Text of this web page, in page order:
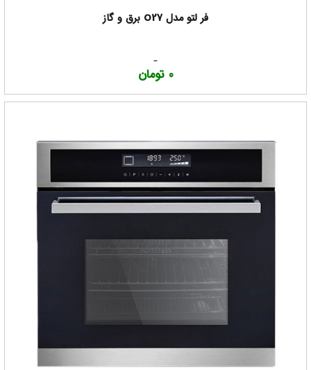
فر لتو مدل O27 برق و گاز
0 تومان